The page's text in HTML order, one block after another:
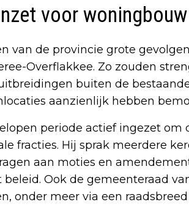
voor woningbouw
van de provincie grote
Overflakkee. Zo zouden
buiten de
aanzienlijk hebben
periode actief ingezet om
fracties. Hij sprak meerdere
aan moties en
Ook de gemeenteraad
onder meer via een raadsbreed